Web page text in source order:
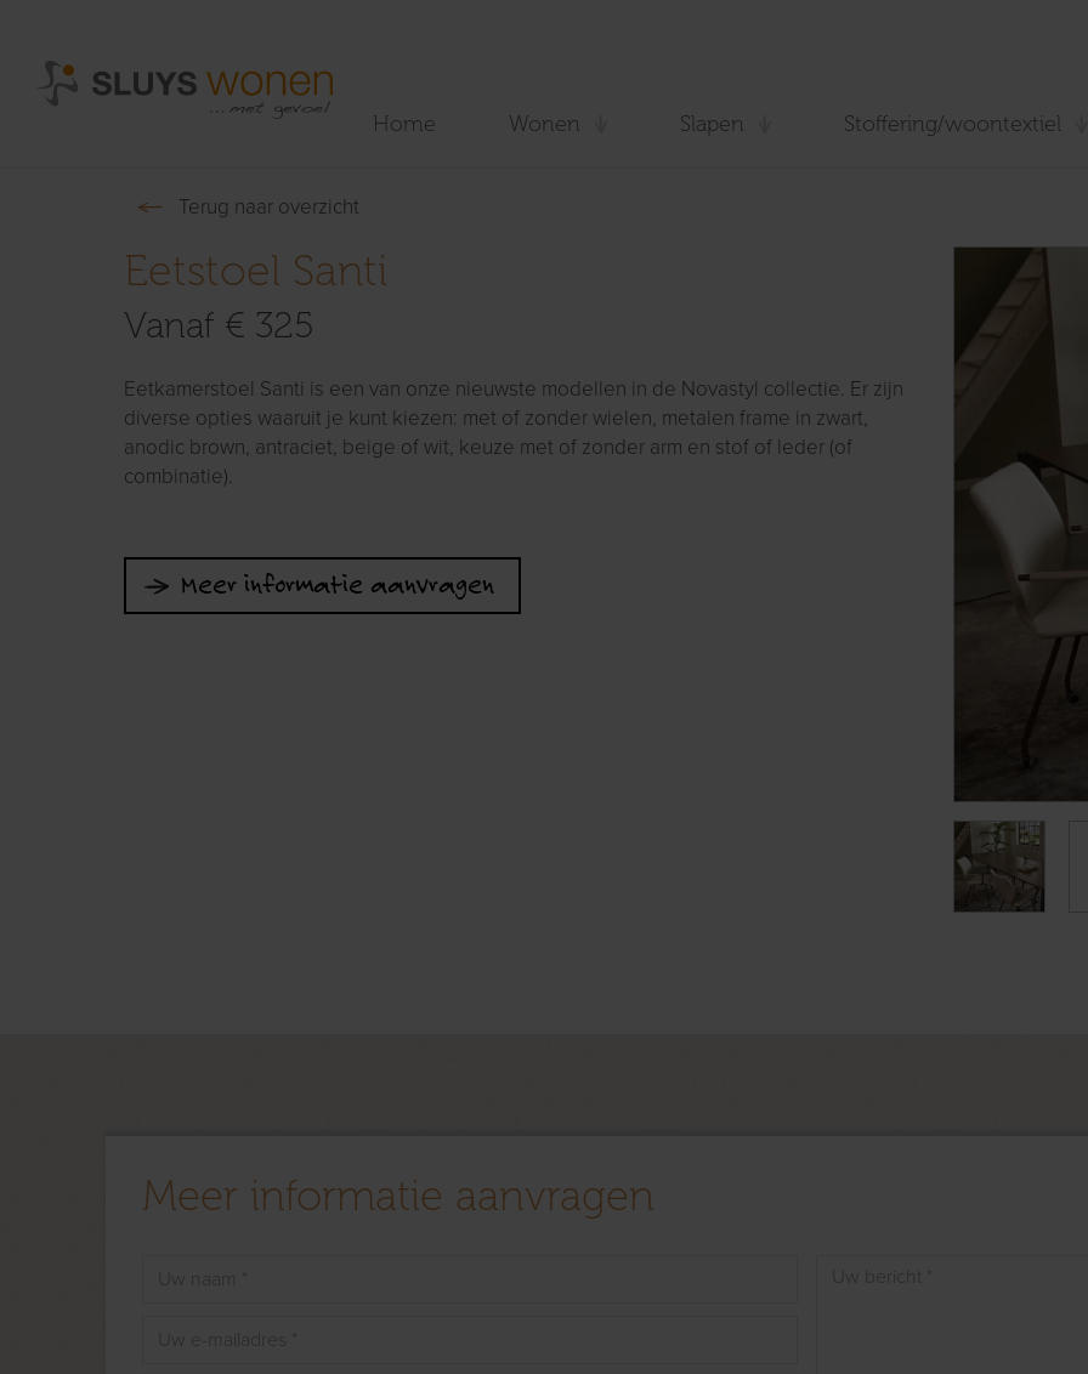
Home Wonen Slapen Stoffering/woontextiel
Terug naar overzicht
Eetstoel Santi
Vanaf € 325
Eetkamerstoel Santi is een van onze nieuwste modellen in de Novastyl collectie. Er zijn
diverse opties waaruit je kunt kiezen: met of zonder wielen, metalen frame in zwart,
anodic brown, antraciet, beige of wit, keuze met of zonder arm en stof of leder (of
combinatie).
Meer informatie aanvragen
Meer informatie aanvragen